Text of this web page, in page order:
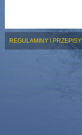
REGULAMINY I PRZEPISY